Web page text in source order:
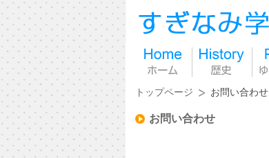
トップページ お問い合わせ
お問い合わせ